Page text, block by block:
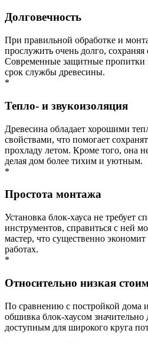
Долговечность
При правильной обработке и
прослужить очень долго,
Современные защитные пропитки
срок службы древесины.
*
Тепло- и звукоизоляция
Древесина обладает хорошими
свойствами, что помогает
прохладу летом. Кроме того, она
делая дом более тихим и уютным.
*
Простота монтажа
Установка блок-хауса не требует
инструментов, справиться с ней
мастер, что существенно
работах.
*
Относительно низкая
По сравнению с постройкой дома
обшивка блок-хаусом значительно
доступным для широкого круга